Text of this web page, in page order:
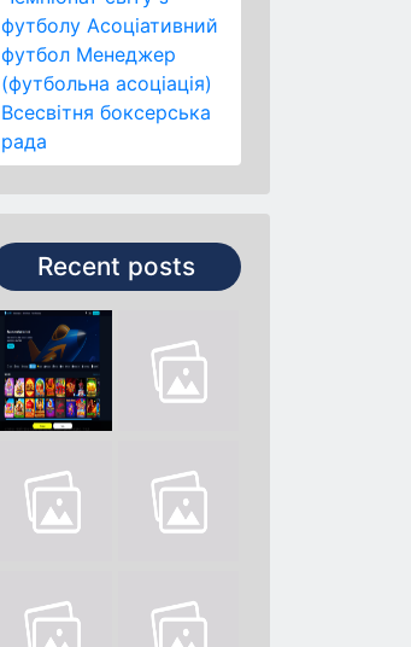
футболу Асоціативний
футбол Менеджер
(футбольна асоціація)
Всесвітня боксерська
рада
Recent posts